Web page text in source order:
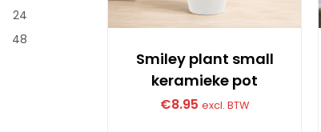
Smiley plant small
keramieke pot
€8.95 excl. BTW
24
48